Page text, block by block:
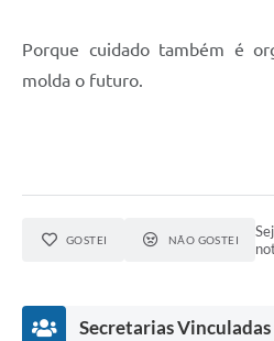
Porque cuidado também é
molda o futuro.
GOSTEI NÃO GOSTEI
Secretarias Vinculadas